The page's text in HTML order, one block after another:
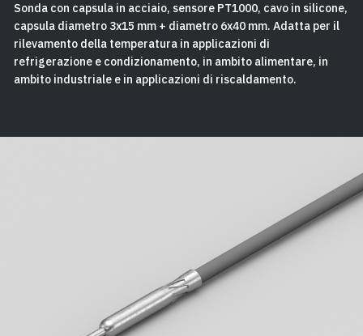
Sonda con capsula in acciaio, sensore PT1000, cavo in silicone,
capsula diametro 3x15 mm + diametro 6x40 mm. Adatta per il
rilevamento della temperatura in applicazioni di
refrigerazione e condizionamento, in ambito alimentare, in
ambito industriale e in applicazioni di riscaldamento.